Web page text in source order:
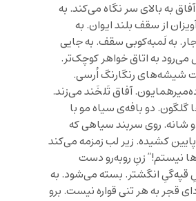
به بالای سر نگاه می‌کند. به
از سقف بلند ایوان. به
به لَمبه‌کوبی سقف. به جایی
به اتاق خواهر کوچک‌تر.
شیشه‌های رنگارنگ اُرسی.
آفاق تَلخَند می‌زند.
گلگون. دو بافه‌ی سیاه مو با
شانه. روی سربند سیاهی که
کشیده. زیر لب زمزمه می‌کند
نیستم!” زنِ روبه‌رو دست
انگشتر. بسته می‌شود. به
قجر به هر تنی قواره نیست. برو